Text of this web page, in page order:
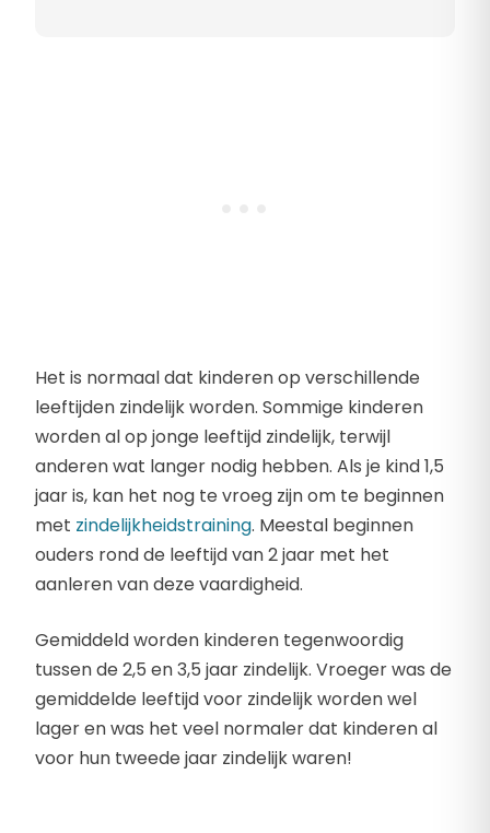
Het is normaal dat kinderen op verschillende
leeftijden zindelijk worden. Sommige kinderen
worden al op jonge leeftijd zindelijk, terwijl
anderen wat langer nodig hebben. Als je kind 1,5
jaar is, kan het nog te vroeg zijn om te beginnen
met zindelijkheidstraining. Meestal beginnen
ouders rond de leeftijd van 2 jaar met het
aanleren van deze vaardigheid.
Gemiddeld worden kinderen tegenwoordig
tussen de 2,5 en 3,5 jaar zindelijk. Vroeger was de
gemiddelde leeftijd voor zindelijk worden wel
lager en was het veel normaler dat kinderen al
voor hun tweede jaar zindelijk waren!